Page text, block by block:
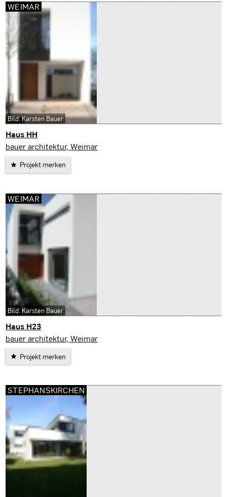
Haus HH
Weimar
bauer architektur, Weimar
Projekt merken
WEIMAR
Bild: Karsten Bauer
Haus H23
Weimar
bauer architektur, Weimar
Projekt merken
WEIMAR
Bild: Karsten Bauer
STEPHANSKIRCHEN